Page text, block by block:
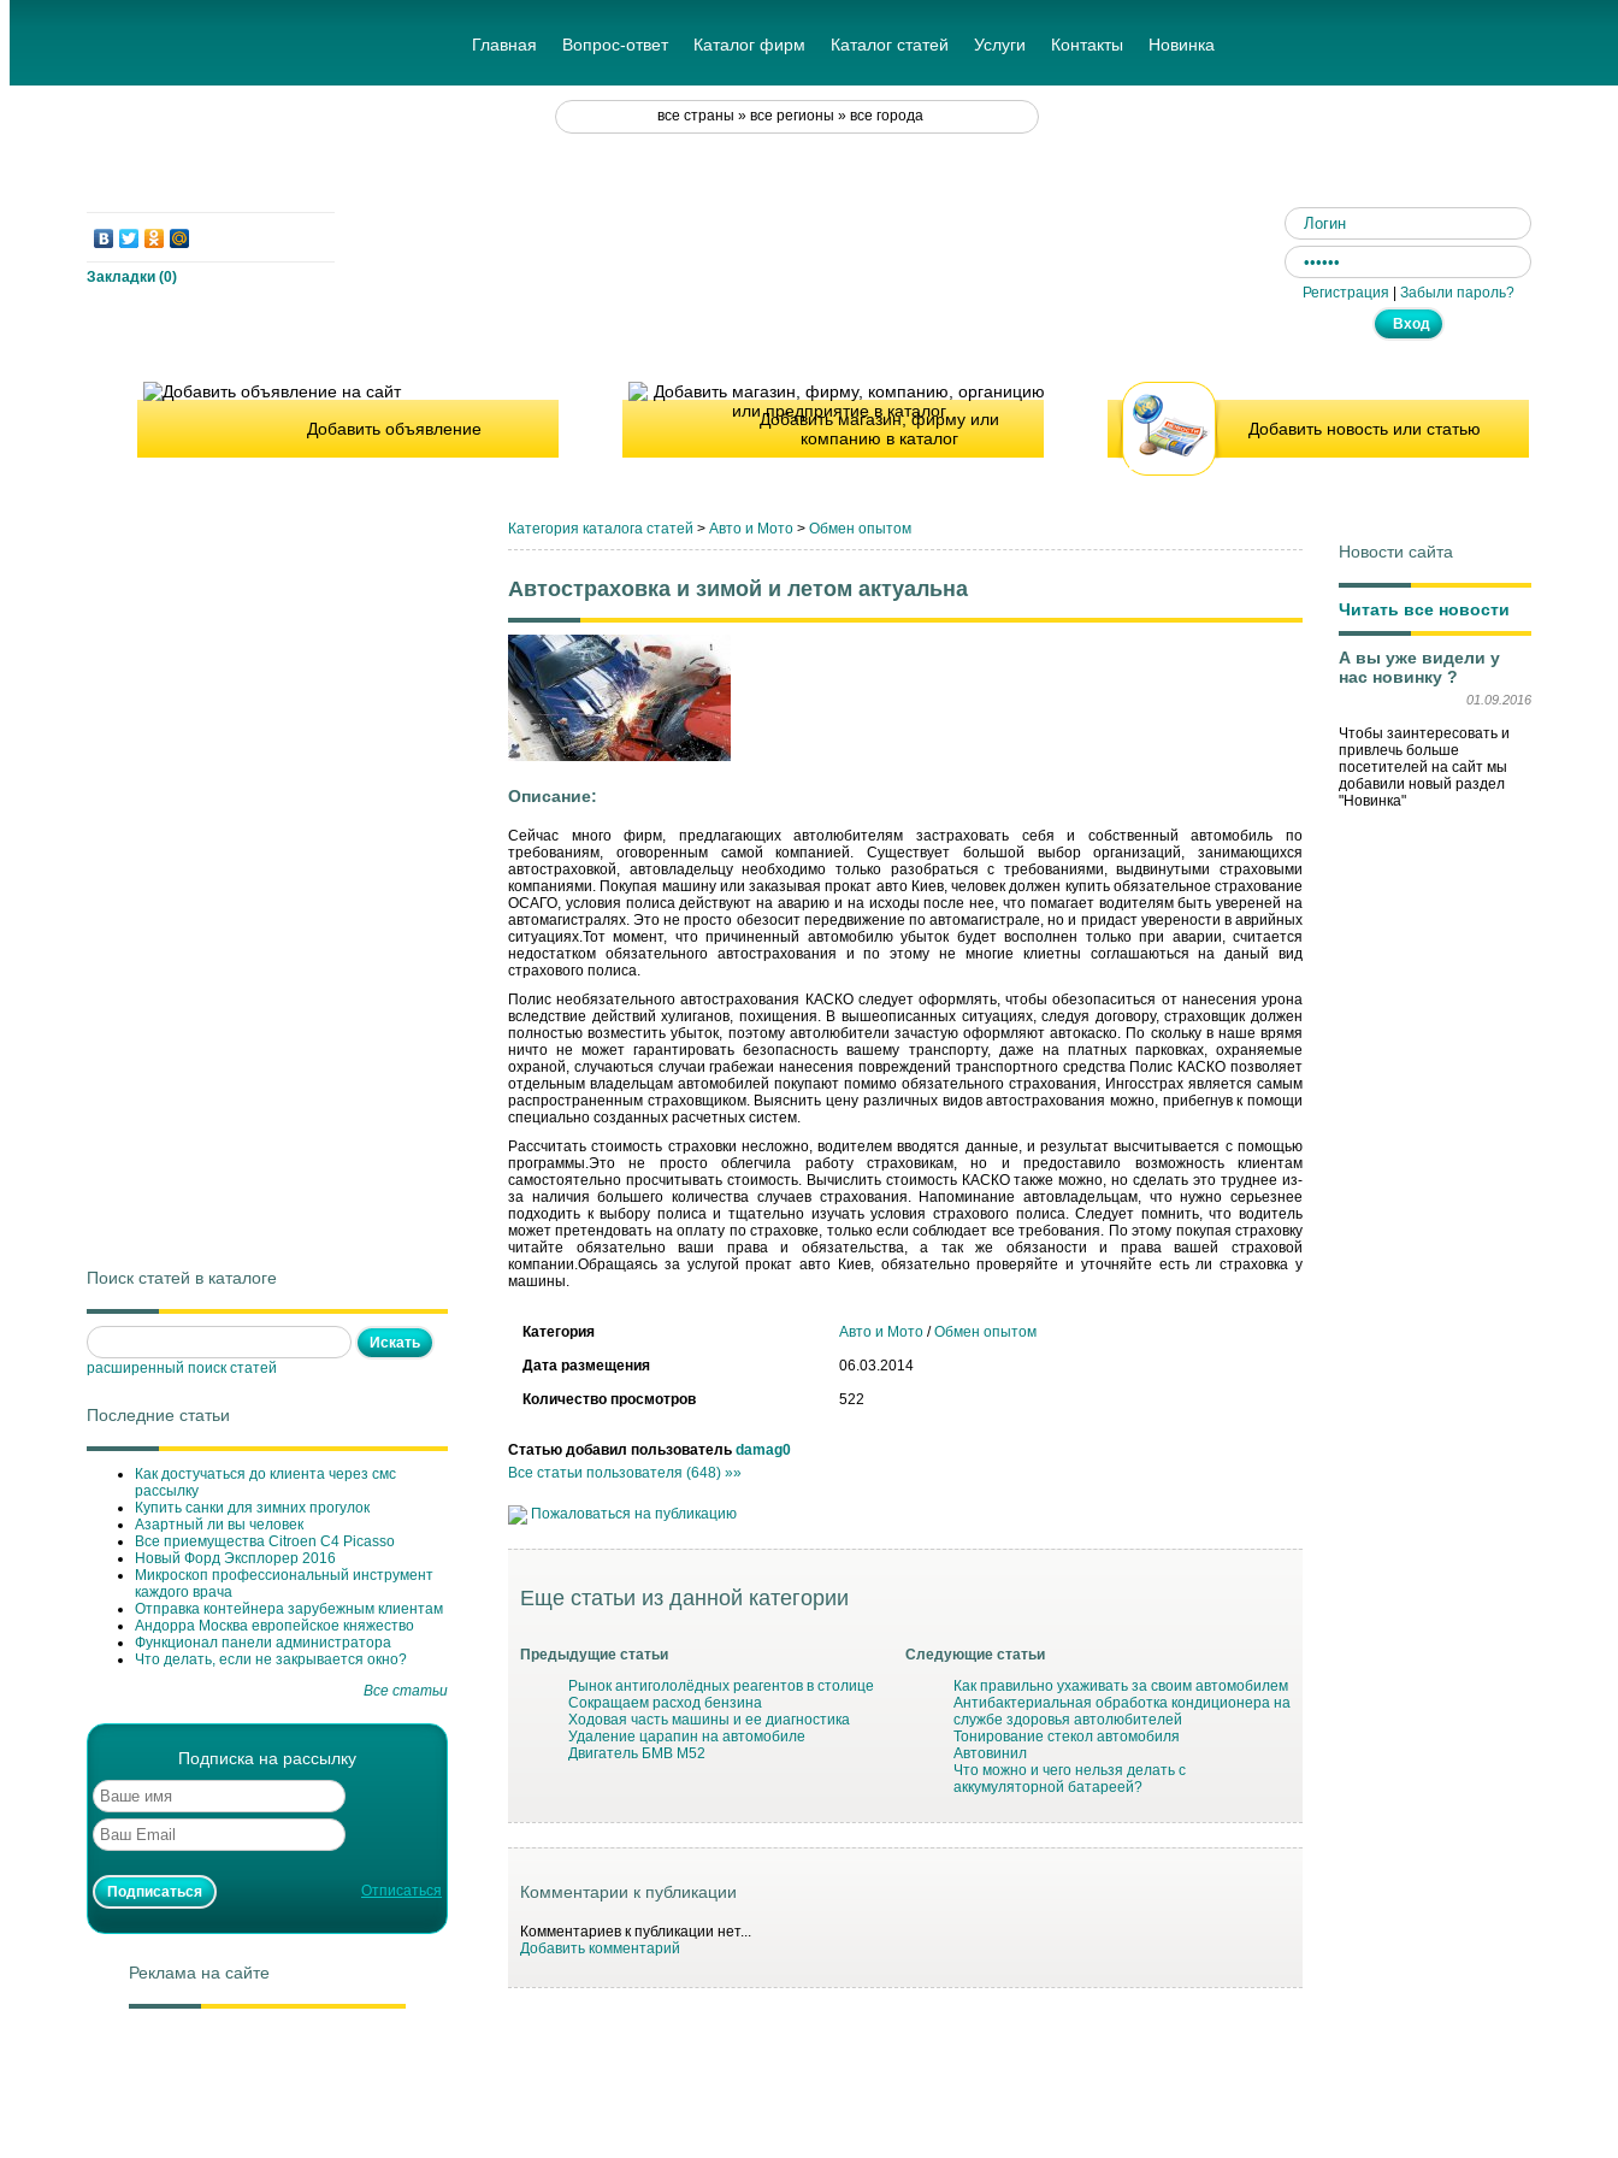
Главная Вопрос-ответ Каталог фирм Каталог статей Услуги Контакты Новинка
Закладки (0)
все страны » все регионы » все города
Регистрация | Забыли пароль?
Добавить объявление
Добавить магазин, фирму или
компанию в каталог
Добавить новость или статью
Поиск статей в каталоге
расширенный поиск статей
Последние статьи
Как достучаться до клиента через смс
рассылку
Купить санки для зимних прогулок
Азартный ли вы человек
Все приемущества Сitroen C4 Picasso
Новый Форд Эксплорер 2016
Микроскоп профессиональный инструмент
каждого врача
Отправка контейнера зарубежным клиентам
Андорра Москва европейское княжество
Функционал панели администратора
Что делать, если не закрывается окно?
Все статьи
Подписка на рассылку
Отписаться
Реклама на сайте
Категория каталога статей > Авто и Мото > Обмен опытом
Автостраховка и зимой и летом актуальна
Описание:
Сейчас много фирм, предлагающих автолюбителям застраховать себя и собственный автомобиль по
требованиям, оговоренным самой компанией. Существует большой выбор организаций, занимающихся
автостраховкой, автовладельцу необходимо только разобраться с требованиями, выдвинутыми страховыми
компаниями. Покупая машину или заказывая прокат авто Киев, человек должен купить обязательное страхование
ОСАГО, условия полиса действуют на аварию и на исходы после нее, что помагает водителям быть увереней на
автомагистралях. Это не просто обезосит передвижение по автомагистрале, но и придаст уверености в аврийных
ситуациях.Тот момент, что причиненный автомобилю убыток будет восполнен только при аварии, считается
недостатком обязательного автострахования и по этому не многие клиетны соглашаються на даный вид
страхового полиса.
Полис необязательного автострахования КАСКО следует оформлять, чтобы обезопаситься от нанесения урона
вследствие действий хулиганов, похищения. В вышеописанных ситуациях, следуя договору, страховщик должен
полностью возместить убыток, поэтому автолюбители зачастую оформляют автокаско. По скольку в наше врямя
ничто не может гарантировать безопасность вашему транспорту, даже на платных парковках, охраняемые
охраной, случаються случаи грабежаи нанесения повреждений транспортного средства Полис КАСКО позволяет
отдельным владельцам автомобилей покупают помимо обязательного страхования, Ингосстрах является самым
распространенным страховщиком. Выяснить цену различных видов автострахования можно, прибегнув к помощи
специально созданных расчетных систем.
Рассчитать стоимость страховки несложно, водителем вводятся данные, и результат высчитывается с помощью
программы.Это не просто облегчила работу страховикам, но и предоставило возможность клиентам
самостоятельно просчитывать стоимость. Вычислить стоимость КАСКО также можно, но сделать это труднее из-
за наличия большего количества случаев страхования. Напоминание автовладельцам, что нужно серьезнее
подходить к выбору полиса и тщательно изучать условия страхового полиса. Следует помнить, что водитель
может претендовать на оплату по страховке, только если соблюдает все требования. По этому покупая страховку
читайте обязательно ваши права и обязательства, а так же обязаности и права вашей страховой
компании.Обращаясь за услугой прокат авто Киев, обязательно проверяйте и уточняйте есть ли страховка у
машины.
Категория Авто и Мото /Обмен опытом
Дата размещения
06.03.2014
Количество просмотров
522
Статью добавил пользователь damag0
Все статьи пользователя (648) »»
Пожаловаться на публикацию
Еще статьи из данной категории
Предыдущие статьи
Рынок антигололёдных реагентов в столице
Сокращаем расход бензина
Ходовая часть машины и ее диагностика
Удаление царапин на автомобиле
Двигатель БМВ М52
Следующие статьи
Как правильно ухаживать за своим автомобилем
Антибактериальная обработка кондиционера на
службе здоровья автолюбителей
Тонирование стекол автомобиля
Автовинил
Что можно и чего нельзя делать с
аккумуляторной батареей?
Комментарии к публикации
Комментариев к публикации нет...
Добавить комментарий
Новости сайта
Читать все новости
А вы уже видели у
нас новинку ?
01.09.2016
Чтобы заинтересовать и
привлечь больше
посетителей на сайт мы
добавили новый раздел
"Новинка"